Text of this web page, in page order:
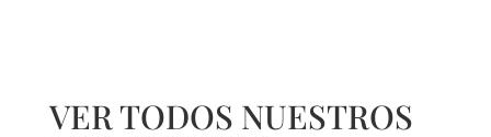
VER TODOS NUESTROS